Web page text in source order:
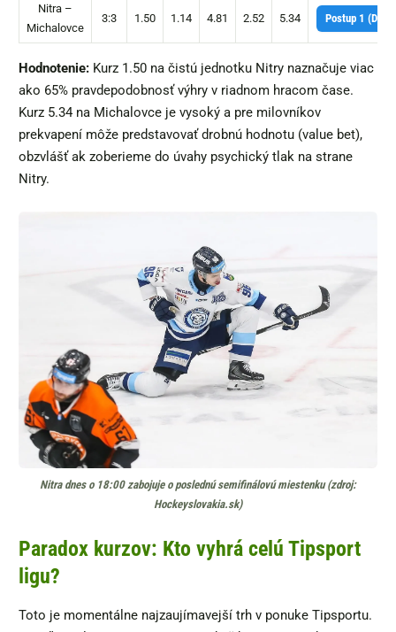
Nitra –
Michalovce
3:3 1.50 1.14 4.81 2.52 5.34 Postup 1
Hodnotenie: Kurz 1.50 na čistú jednotku Nitry naznačuje viac
ako 65% pravdepodobnosť výhry v riadnom hracom čase.
Kurz 5.34 na Michalovce je vysoký a pre milovníkov
prekvapení môže predstavovať drobnú hodnotu (value bet),
obzvlášť ak zoberieme do úvahy psychický tlak na strane
Nitry.
Nitra dnes o 18:00 zabojuje o poslednú semifinálovú miestenku (zdroj:
Hockeyslovakia.sk)
Paradox kurzov: Kto vyhrá celú Tipsport
ligu?
Toto je momentálne najzaujímavejší trh v ponuke Tipsportu.